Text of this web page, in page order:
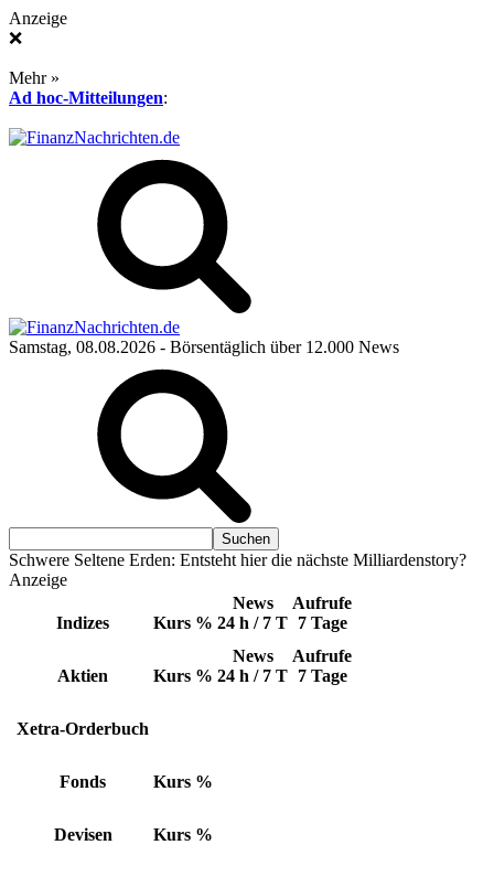
Anzeige
❌
Mehr »
Ad hoc-Mitteilungen:
Samstag, 08.08.2026 - Börsentäglich über 12.000 News
Schwere Seltene Erden: Entsteht hier die nächste Milliardenstory?
Anzeige
Indizes Kurs %
News
24 h / 7 T
Aufrufe
7 Tage
Aktien Kurs %
News
24 h / 7 T
Aufrufe
7 Tage
Xetra-Orderbuch
Fonds Kurs %
Devisen Kurs %